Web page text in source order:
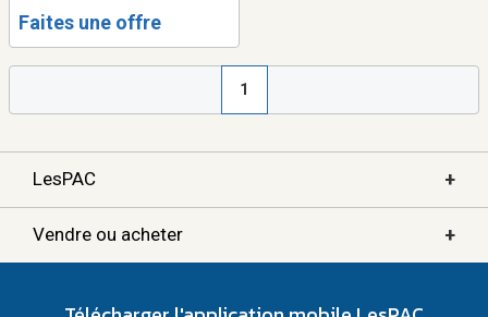
Faites une offre
1
LesPAC +
Vendre ou acheter +